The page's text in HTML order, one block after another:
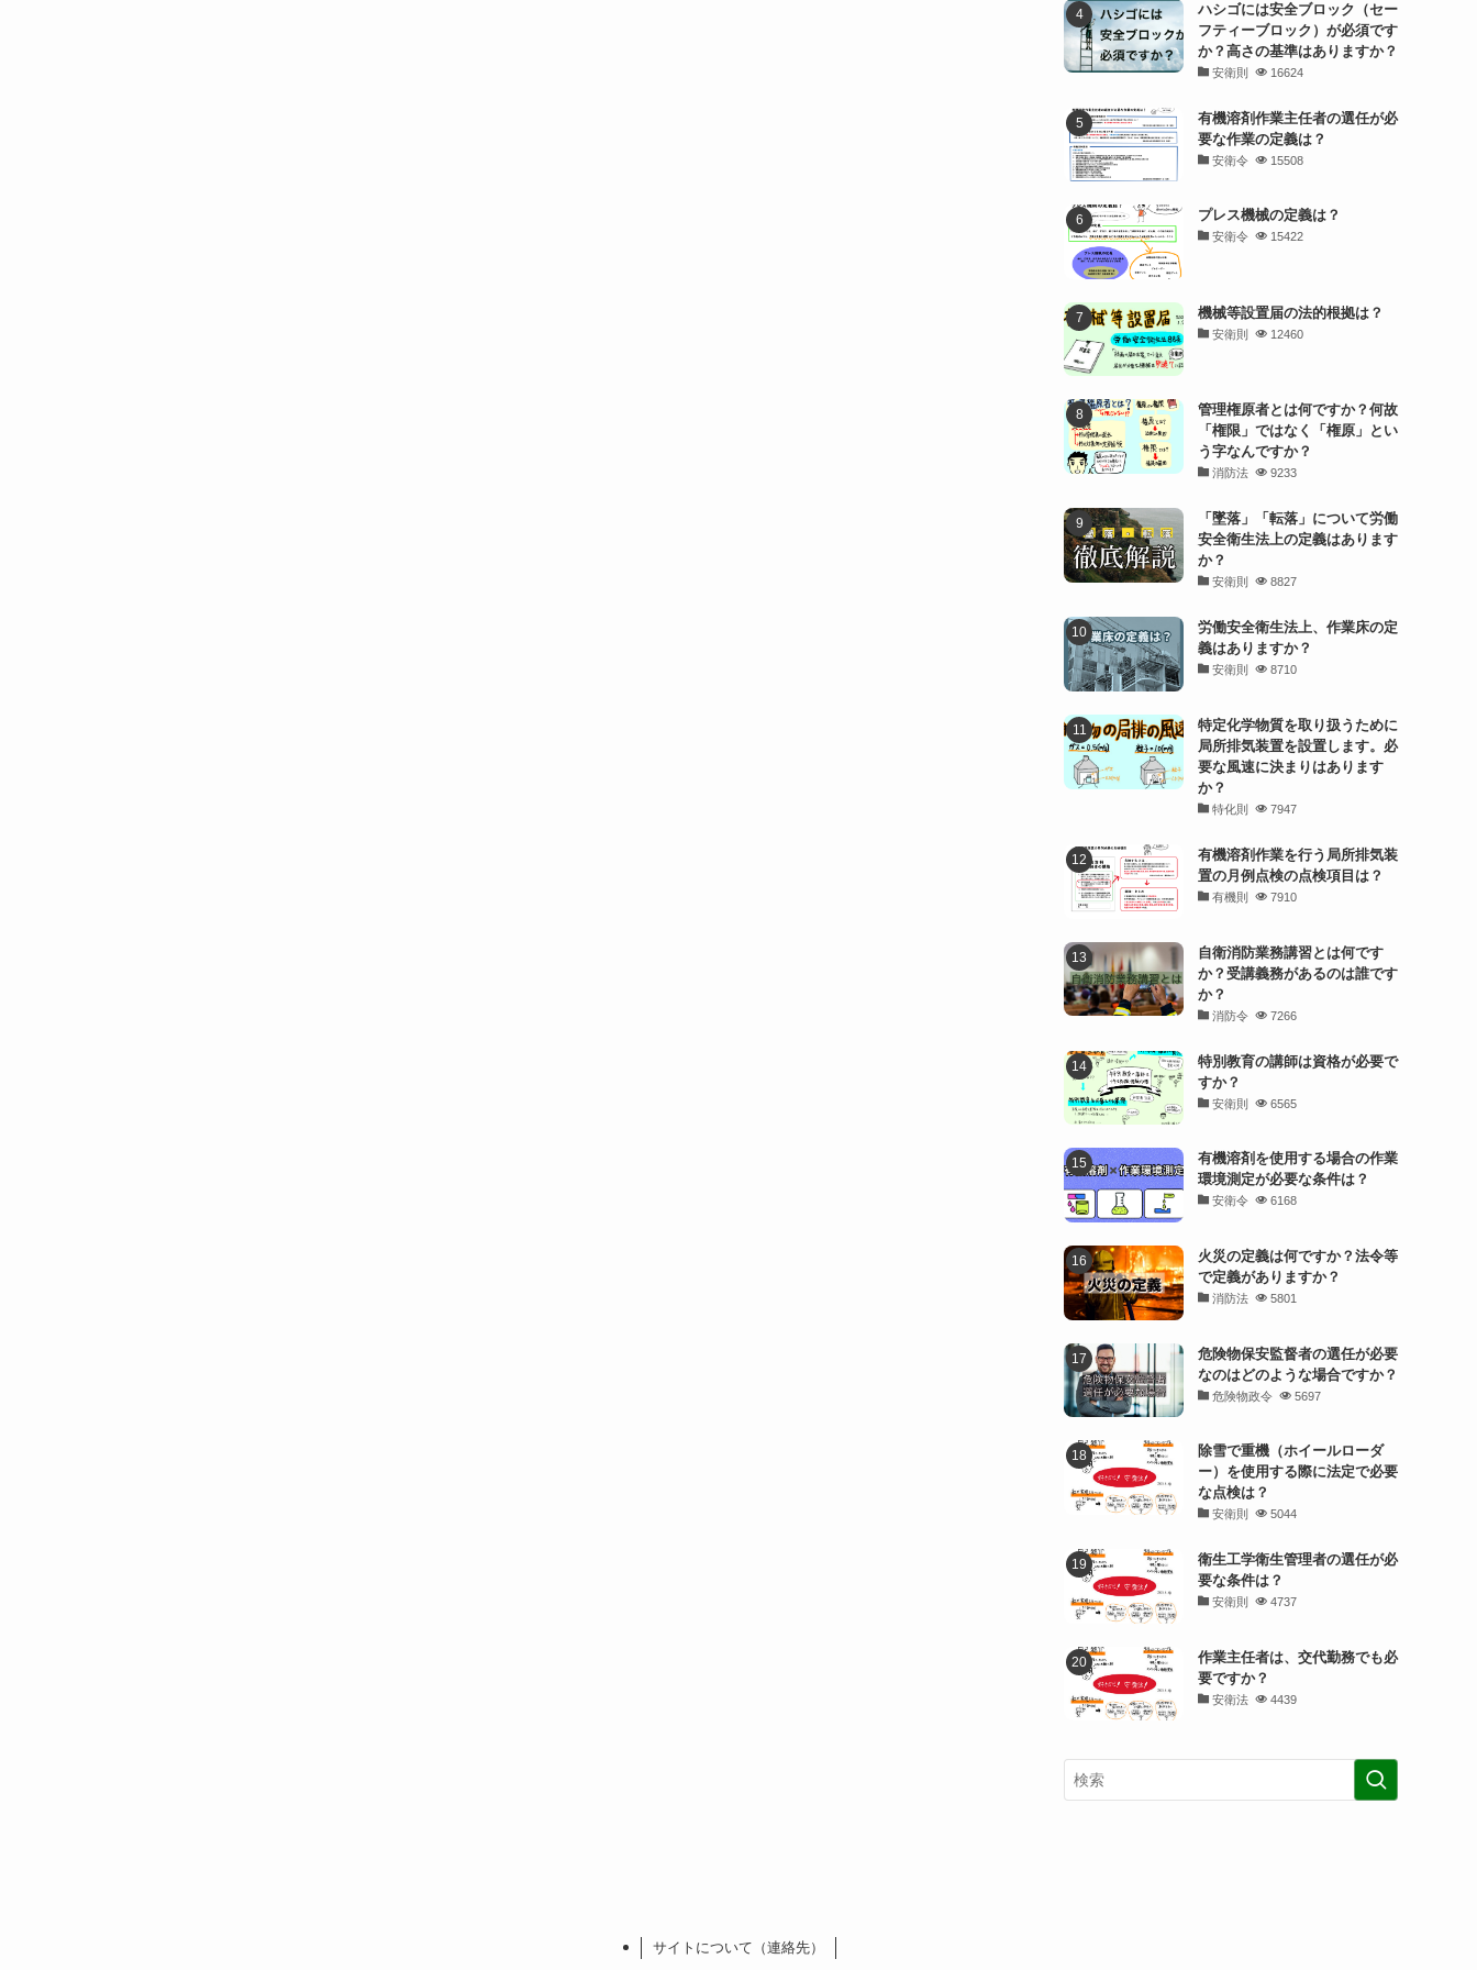
ハシゴには安全ブロック（セー
フティーブロック）が必須です
か？高さの基準はありますか？
安衛則 16624
有機溶剤作業主任者の選任が必
要な作業の定義は？
安衛令 15508
プレス機械の定義は？
安衛令 15422
機械等設置届の法的根拠は？
安衛則 12460
管理権原者とは何ですか？何故
「権限」ではなく「権原」とい
う字なんですか？
消防法 9233
「墜落」「転落」について労働
安全衛生法上の定義はあります
か？
安衛則 8827
労働安全衛生法上、作業床の定
義はありますか？
安衛則 8710
特定化学物質を取り扱うために
局所排気装置を設置します。必
要な風速に決まりはあります
か？
特化則 7947
有機溶剤作業を行う局所排気装
置の月例点検の点検項目は？
有機則 7910
自衛消防業務講習とは何です
か？受講義務があるのは誰です
か？
消防令 7266
特別教育の講師は資格が必要で
すか？
安衛則 6565
有機溶剤を使用する場合の作業
環境測定が必要な条件は？
安衛令 6168
火災の定義は何ですか？法令等
で定義がありますか？
消防法 5801
危険物保安監督者の選任が必要
なのはどのような場合ですか？
危険物政令 5697
除雪で重機（ホイールローダ
ー）を使用する際に法定で必要
な点検は？
安衛則 5044
衛生工学衛生管理者の選任が必
要な条件は？
安衛則 4737
作業主任者は、交代勤務でも必
要ですか？
安衛法 4439
サイトについて（連絡先）